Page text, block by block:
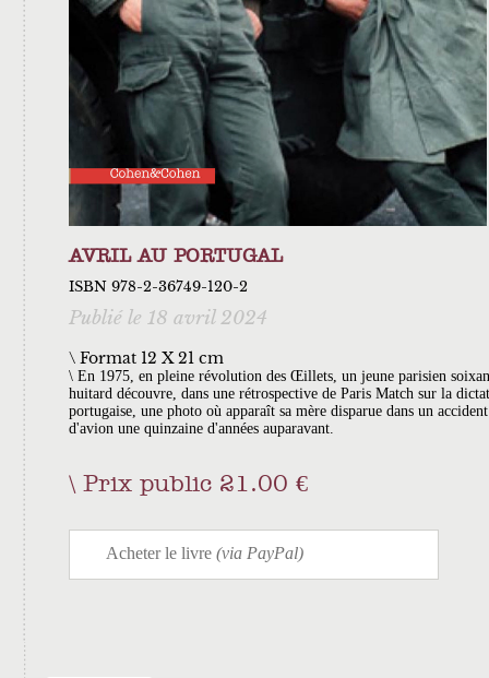
AVRIL AU PORTUGAL
ISBN 978-2-36749-120-2
Publié le 18 avril 2024
\ Format 12 X 21 cm
En 1975, en pleine révolution des Œillets, un jeune parisien
huitard découvre, dans une rétrospective de Paris Match sur la
portugaise, une photo où apparaît sa mère disparue dans un accident
d'avion une quinzaine d'années auparavant.
Prix public 21.00 €